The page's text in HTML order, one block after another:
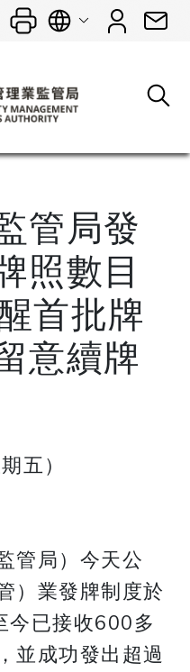
管局發
照數目
首批牌
意續牌
五）
管局）今天公
）業發牌制度於
已接收600多
並成功發出超過